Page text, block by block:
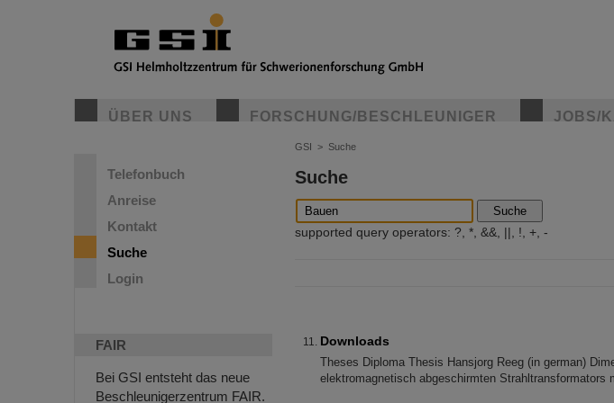
ÜBER UNS FORSCHUNG/BESCHLEUNIGER JOBS/
Telefonbuch
Anreise
Kontakt
Suche
Login
FAIR
Bei GSI entsteht das neue
Beschleunigerzentrum FAIR.
GSI > Suche
Suche
Suche
supported query operators: ?, *, &&, ||, !, +, -
Downloads
Theses Diploma Thesis Hansjorg Reeg (in german)
elektromagnetisch abgeschirmten